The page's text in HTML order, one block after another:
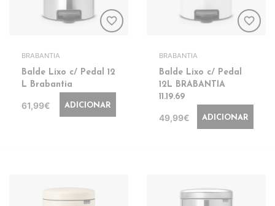
favorite_border
BRABANTIA
Balde Lixo c/ Pedal 12
L Brabantia
61,99€ ADICIONAR
favorite_border
BRABANTIA
Balde Lixo c/ Pedal
12L BRABANTIA
11.19.69
49,99€ ADICIONAR